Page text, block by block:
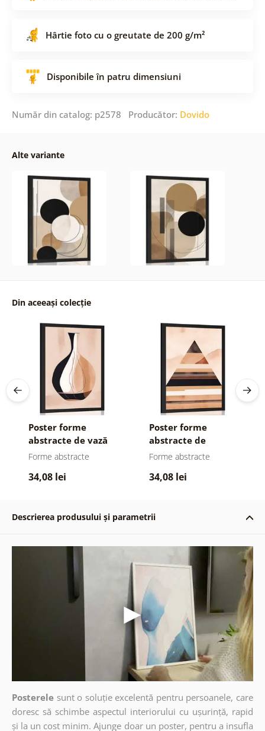
Hârtie foto cu o greutate de 200 g/m²
Disponibile în patru dimensiuni
Număr din catalog: p2578 Producător: Dovido
Alte variante
Din aceeași colecție
Poster forme
abstracte de vază
Forme abstracte
34,08 lei
Poster forme
abstracte de
piramidă
Forme abstracte
34,08 lei
Descrierea produsului și parametrii
Posterele sunt o soluție excelentă pentru persoanele, care
doresc să schimbe aspectul interiorului cu ușurință, rapid
și la un cost minim. Ajunge doar un poster, pentru a insufla